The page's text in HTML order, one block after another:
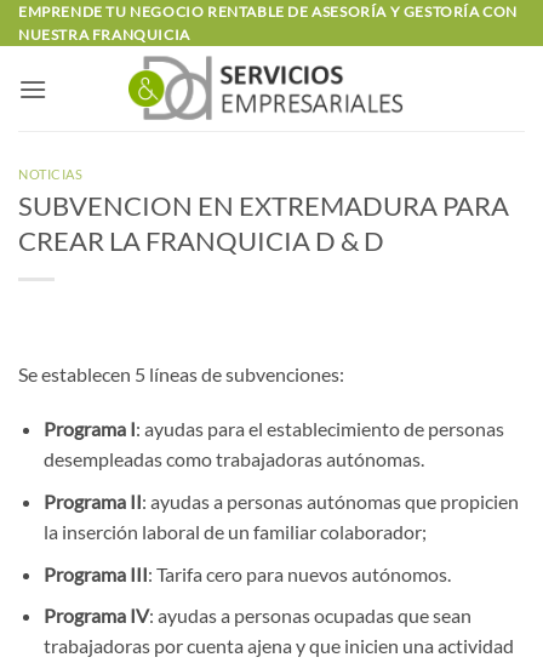
Saltar
al
EMPRENDE TU NEGOCIO RENTABLE DE ASESORÍA Y GESTORÍA CON
NUESTRA FRANQUICIA
NOTICIAS
SUBVENCION EN EXTREMADURA PARA
CREAR LA FRANQUICIA D & D
Se establecen 5 líneas de subvenciones:
Programa I: ayudas para el establecimiento de personas
desempleadas como trabajadoras autónomas.
Programa II: ayudas a personas autónomas que propicien
la inserción laboral de un familiar colaborador;
Programa III: Tarifa cero para nuevos autónomos.
Programa IV: ayudas a personas ocupadas que sean
trabajadoras por cuenta ajena y que inicien una actividad